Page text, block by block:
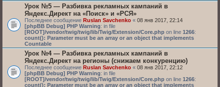
Урок №5 — Разбивка рекламных кампаний в
Яндекс.Директ на «Поиск» и «РСЯ»
Последнее сообщение Ruslan Savchenko « 08 янв 2017, 22:14
[phpBB Debug] PHP Warning: in file
[ROOT]/vendor/twig/twig/lib/Twig/Extension/Core.php on line 1266:
count(): Parameter must be an array or an object that implements
Countable
Урок №4 — Разбивка рекламных кампаний в
Яндекс.Директ на регионы (снижаем конкуренцию)
Последнее сообщение Ruslan Savchenko « 08 янв 2017, 22:12
[phpBB Debug] PHP Warning: in file
[ROOT]/vendor/twig/twig/lib/Twig/Extension/Core.php on line 1266:
count(): Parameter must be an array or an object that implements